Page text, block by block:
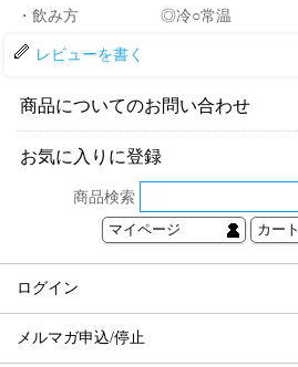
・飲み方 ◎冷○常温
レビューを書く
商品についてのお問い合わせ
お気に入りに登録
商品検索
マイページ カート
ログイン
メルマガ申込/停止